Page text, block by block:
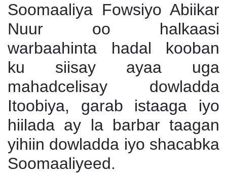
Soomaaliya Fowsiyo Abiikar
Nuur oo halkaasi
warbaahinta hadal kooban
ku siisay ayaa uga
mahadcelisay dowladda
Itoobiya, garab istaaga iyo
hiilada ay la barbar taagan
yihiin dowladda iyo shacabka
Soomaaliyeed.